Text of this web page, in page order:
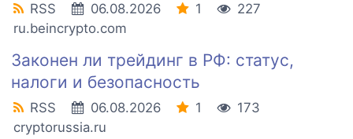
RSS 06.08.2026 1
227
ru.beincrypto.com
Законен ли трейдинг в РФ: статус,
налоги и безопасность
RSS 06.08.2026 1
173
cryptorussia.ru